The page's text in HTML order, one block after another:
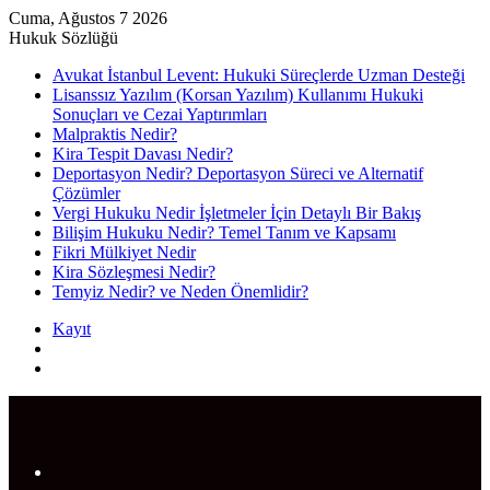
Cuma, Ağustos 7 2026
Hukuk Sözlüğü
Avukat İstanbul Levent: Hukuki Süreçlerde Uzman Desteği
Lisanssız Yazılım (Korsan Yazılım) Kullanımı Hukuki
Sonuçları ve Cezai Yaptırımları
Malpraktis Nedir?
Kira Tespit Davası Nedir?
Deportasyon Nedir? Deportasyon Süreci ve Alternatif
Çözümler
Vergi Hukuku Nedir İşletmeler İçin Detaylı Bir Bakış
Bilişim Hukuku Nedir? Temel Tanım ve Kapsamı
Fikri Mülkiyet Nedir
Kira Sözleşmesi Nedir?
Temyiz Nedir? ve Neden Önemlidir?
Kayıt